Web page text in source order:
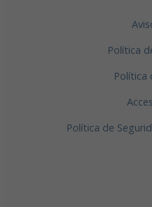
Política
Política
Política de